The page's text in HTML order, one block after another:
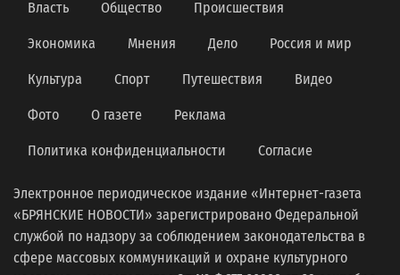
Власть Общество Происшествия
Экономика Мнения Дело Россия и мир
Культура Спорт Путешествия Видео
Фото О газете Реклама
Политика конфиденциальности Согласие
Электронное периодическое издание «Интернет-газета
«БРЯНСКИЕ НОВОСТИ» зарегистрировано Федеральной
службой по надзору за соблюдением законодательства в
сфере массовых коммуникаций и охране культурного